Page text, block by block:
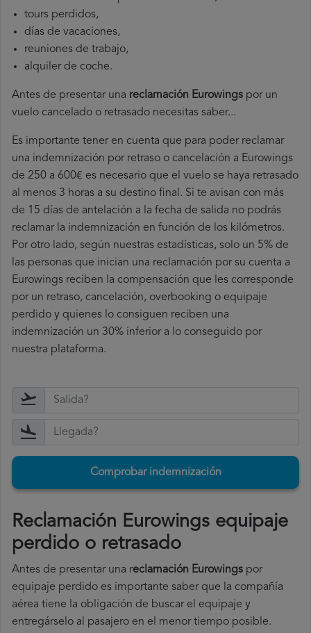
tours perdidos,
días de vacaciones,
reuniones de trabajo,
alquiler de coche.
Antes de presentar una reclamación Eurowings por un
vuelo cancelado o retrasado necesitas saber...
Es importante tener en cuenta que para poder reclamar
una indemnización por retraso o cancelación a Eurowings
de 250 a 600€ es necesario que el vuelo se haya retrasado
al menos 3 horas a su destino final. Si te avisan con más
de 15 días de antelación a la fecha de salida no podrás
reclamar la indemnización en función de los kilómetros.
Por otro lado, según nuestras estadísticas, solo un 5% de
las personas que inician una reclamación por su cuenta a
Eurowings reciben la compensación que les corresponde
por un retraso, cancelación, overbooking o equipaje
perdido y quienes lo consiguen reciben una
indemnización un 30% inferior a lo conseguido por
nuestra plataforma.
Comprobar indemnización
Reclamación Eurowings equipaje
perdido o retrasado
Antes de presentar una reclamación Eurowings por
equipaje perdido es importante saber que la compañía
aérea tiene la obligación de buscar el equipaje y
entregárselo al pasajero en el menor tiempo posible.